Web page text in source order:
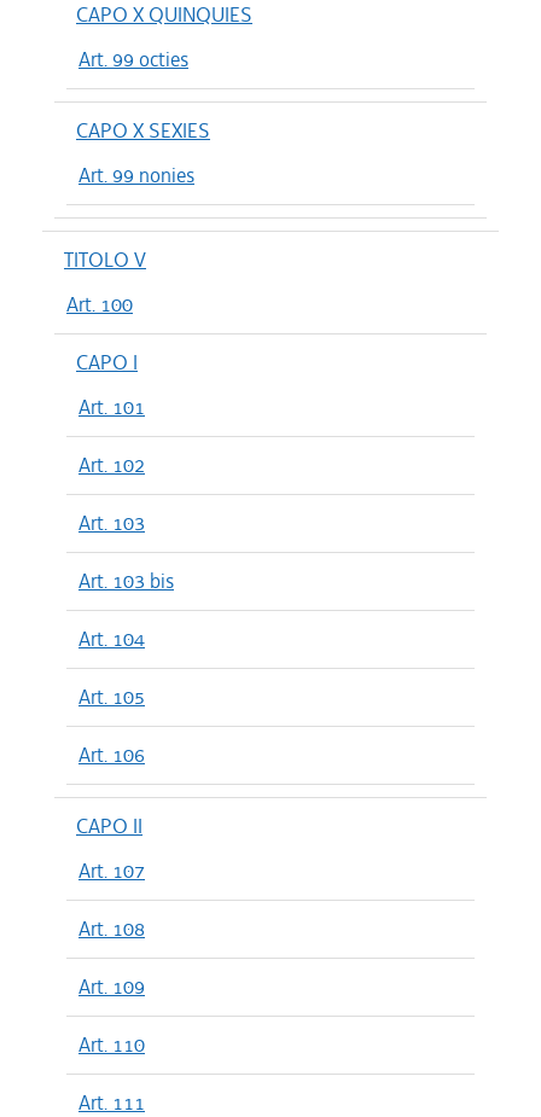
CAPO X QUINQUIES
Art. 99 octies
CAPO X SEXIES
Art. 99 nonies
TITOLO V
Art. 100
CAPO I
Art. 101
Art. 102
Art. 103
Art. 103 bis
Art. 104
Art. 105
Art. 106
CAPO II
Art. 107
Art. 108
Art. 109
Art. 110
Art. 111